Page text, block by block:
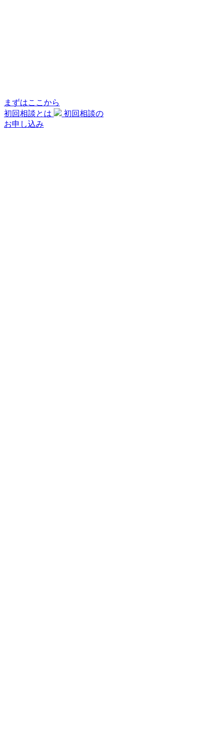
まずはここから
初回相談とは
初回相談の
お申し込み